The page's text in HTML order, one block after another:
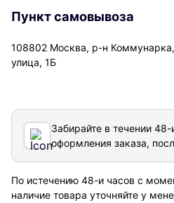
Пункт самовывоза
108802 Москва, р-н
улица, 1Б
Забирайте в течении
оформления заказа,
По истечению 48-и часов с
наличие товара уточняйте у